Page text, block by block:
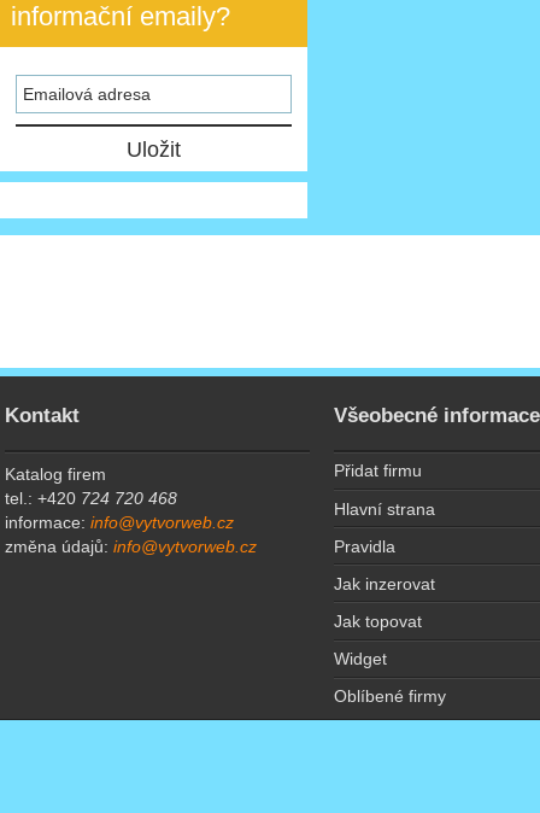
informační emaily?
Kontakt
Katalog firem
tel.: +420 724 720 468
informace:info@vytvorweb.cz
změna údajů:info@vytvorweb.cz
Všeobecné informace
Přidat firmu
Hlavní strana
Pravidla
Jak inzerovat
Jak topovat
Widget
Oblíbené firmy